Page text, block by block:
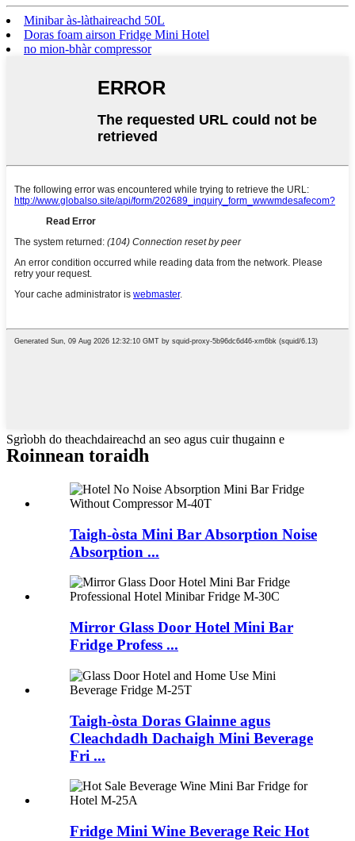
Minibar às-làthaireachd 50L
Doras foam airson Fridge Mini Hotel
no mion-bhàr compressor
Sgrìobh do theachdaireachd an seo agus cuir thugainn e
Roinnean toraidh
Taigh-òsta Mini Bar Absorption Noise
Absorption ...
Mirror Glass Door Hotel Mini Bar
Fridge Profess ...
Taigh-òsta Doras Glainne agus
Cleachdadh Dachaigh Mini Beverage
Fri ...
Fridge Mini Wine Beverage Reic Hot